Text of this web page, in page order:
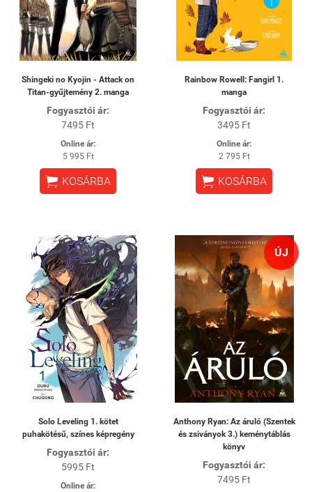
Shingeki no Kyojin - Attack on
Titan-gyűjtemény 2. manga
Fogyasztói ár:
7495 Ft
Online ár:
5 995 Ft
 KOSÁRBA
Rainbow Rowell: Fangirl 1.
manga
Fogyasztói ár:
3495 Ft
Online ár:
2 795 Ft
 KOSÁRBA
Solo Leveling 1. kötet
puhakötésű, színes képregény
Fogyasztói ár:
5995 Ft
Online ár:
ÚJ
Anthony Ryan: Az áruló (Szentek
és zsiványok 3.) keménytáblás
könyv
Fogyasztói ár:
7495 Ft